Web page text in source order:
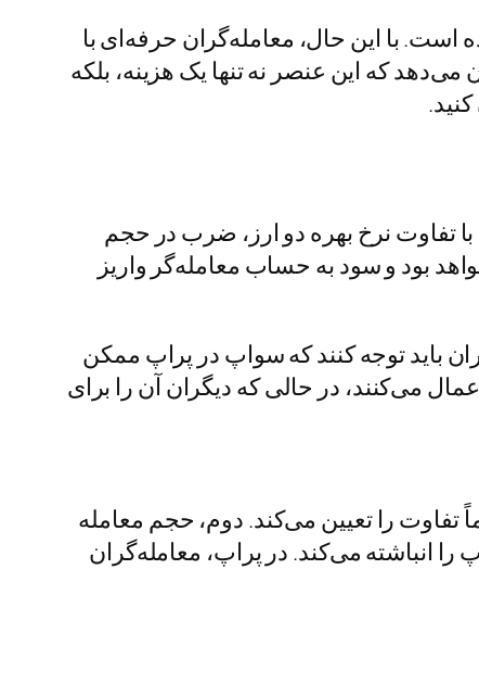
با این حال، معامله‌گران حرفه‌ای با
می‌دهد که این عنصر نه تنها یک هزینه، بلکه
تفاوت نرخ بهره دو ارز، ضرب در حجم
بود و سود به حساب معامله‌گر واریز
باید توجه کنند که سواپ در پراپ ممکن
می‌کنند، در حالی که دیگران آن را برای
را تعیین می‌کند. دوم، حجم معامله
می‌کند. در پراپ، معامله‌گران